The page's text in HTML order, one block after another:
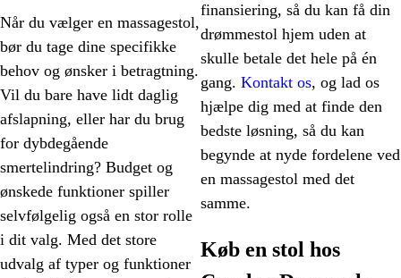
Når du vælger en massagestol,
bør du tage dine specifikke
behov og ønsker i betragtning.
Vil du bare have lidt daglig
afslapning, eller har du brug
for dybdegående
smertelindring? Budget og
ønskede funktioner spiller
selvfølgelig også en stor rolle
i dit valg. Med det store
udvalg af typer og funktioner
finansiering, så du kan få din
drømmestol hjem uden at
skulle betale det hele på én
gang. Kontakt os, og lad os
hjælpe dig med at finde den
bedste løsning, så du kan
begynde at nyde fordelene ved
en massagestol med det
samme.
Køb en stol hos